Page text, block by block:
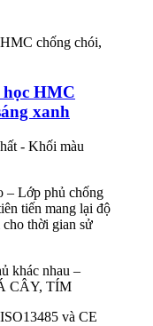
HMC
xanh
- Khối màu
– Lớp phủ chống
tiến mang lại độ
thời gian sử
khác nhau –
CÂY, TÍM
và CE